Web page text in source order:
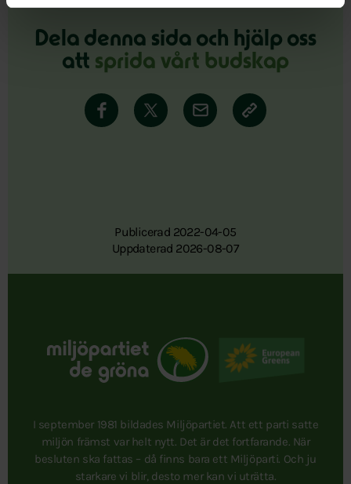
Dela denna sida och hjälp oss
att sprida vårt budskap
Publicerad 2022-04-05
Uppdaterad 2026-08-07
I september 1981 bildades Miljöpartiet. Att ett parti satte
miljön främst var helt nytt. Det är det fortfarande. När
besluten ska fattas – då finns bara ett Miljöparti. Och ju
starkare vi blir, desto mer kan vi uträtta.